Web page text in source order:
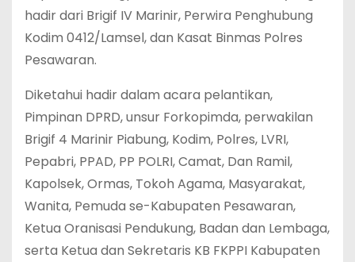
hadir dari Brigif IV Marinir, Perwira Penghubung
Kodim 0412/Lamsel, dan Kasat Binmas Polres
Pesawaran.
Diketahui hadir dalam acara pelantikan,
Pimpinan DPRD, unsur Forkopimda, perwakilan
Brigif 4 Marinir Piabung, Kodim, Polres, LVRI,
Pepabri, PPAD, PP POLRI, Camat, Dan Ramil,
Kapolsek, Ormas, Tokoh Agama, Masyarakat,
Wanita, Pemuda se-Kabupaten Pesawaran,
Ketua Oranisasi Pendukung, Badan dan Lembaga,
serta Ketua dan Sekretaris KB FKPPI Kabupaten